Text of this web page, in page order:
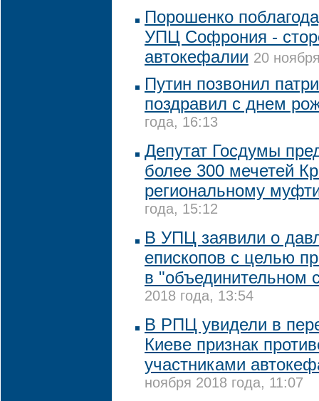
Порошенко
УПЦ Софрония -
автокефалии 20
Путин позвонил
поздравил с днем
года, 16:13
Депутат Госдумы
более 300 мечетей
региональному
года, 15:12
В УПЦ заявили о
епископов с целью
в "объединительном
2018 года, 13:54
В РПЦ увидели в
Киеве признак
участниками
ноября 2018 года, 11:07